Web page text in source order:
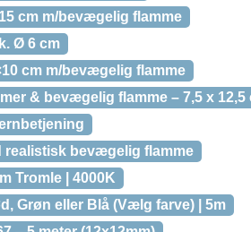
cm m/bevægelig flamme
Ø 6 cm
cm m/bevægelig flamme
& bevægelig flamme – 7,5 x 12,5
realistisk bevægelig flamme
Tromle | 4000K
Grøn eller Blå (Vælg farve) | 5m